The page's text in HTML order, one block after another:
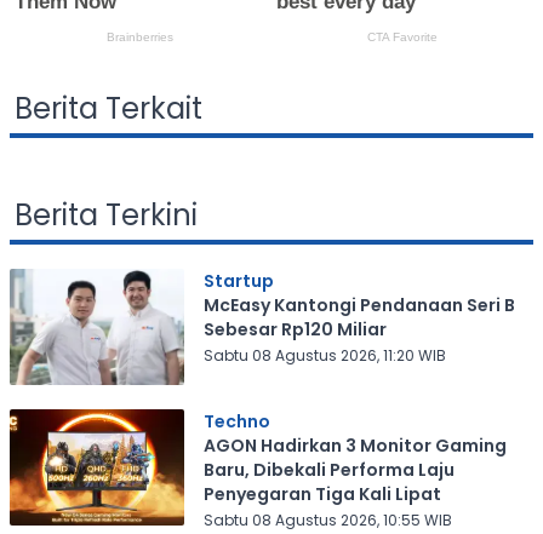
Berita Terkait
Berita Terkini
Startup
McEasy Kantongi Pendanaan Seri B
Sebesar Rp120 Miliar
Sabtu 08 Agustus 2026, 11:20 WIB
Techno
AGON Hadirkan 3 Monitor Gaming
Baru, Dibekali Performa Laju
Penyegaran Tiga Kali Lipat
Sabtu 08 Agustus 2026, 10:55 WIB